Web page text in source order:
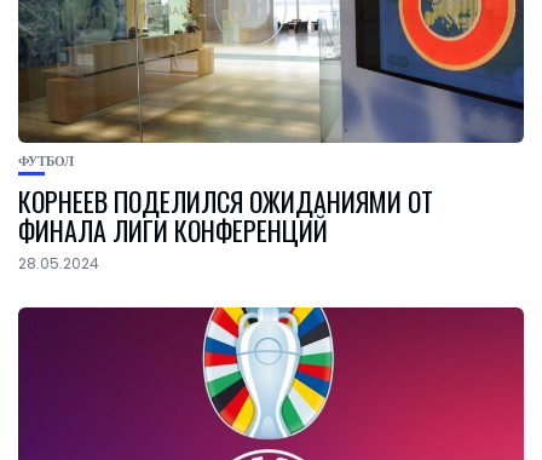
ФУТБОЛ
КОРНЕЕВ ПОДЕЛИЛСЯ ОЖИДАНИЯМИ ОТ
ФИНАЛА ЛИГИ КОНФЕРЕНЦИЙ
28.05.2024